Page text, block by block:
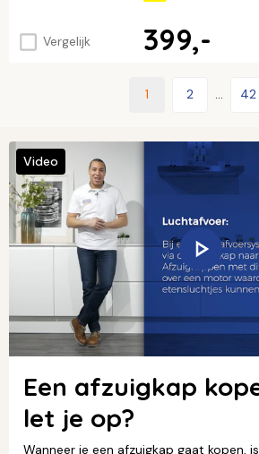
Vergelijk 399,-
1 2 ... 42
Een afzuigkap
let je op?
Wanneer je een afzuigkap gaat kopen,
Video